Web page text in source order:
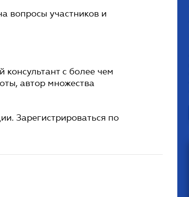
вопросы участников и
с более чем
автор множества
Зарегистрироваться по